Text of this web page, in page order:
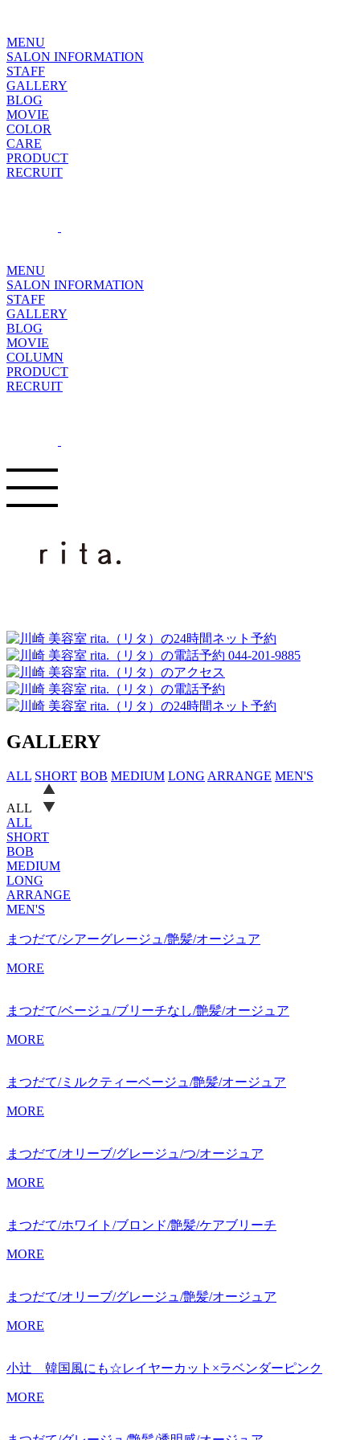
MENU
SALON INFORMATION
STAFF
GALLERY
BLOG
MOVIE
COLOR
CARE
PRODUCT
RECRUIT
MENU
SALON INFORMATION
STAFF
GALLERY
BLOG
MOVIE
COLUMN
PRODUCT
RECRUIT
044-201-9885
GALLERY
ALL SHORT BOB MEDIUM LONG ARRANGE MEN'S
ALL
ALL
SHORT
BOB
MEDIUM
LONG
ARRANGE
MEN'S
まつだて/シアーグレージュ/艶髪/オージュア
MORE
まつだて/ベージュ/ブリーチなし/艶髪/オージュア
MORE
まつだて/ミルクティーベージュ/艶髪/オージュア
MORE
まつだて/オリーブ/グレージュ/つ/オージュア
MORE
まつだて/ホワイト/ブロンド/艶髪/ケアブリーチ
MORE
まつだて/オリーブ/グレージュ/艶髪/オージュア
MORE
小辻 韓国風にも☆レイヤーカット×ラベンダーピンク
MORE